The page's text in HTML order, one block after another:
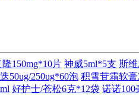
150mg*10片 神威5ml*5支 斯
50ug/250ug*60泡 积雪苷霜软膏
好护士/苍松6克*12袋 诺诺100